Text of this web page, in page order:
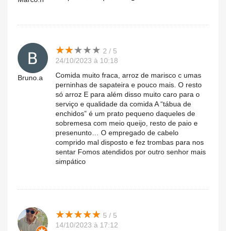
Bruno.a
★★★★★
★★★★★ 2 / 5
24/10/2023 à 10:18
Comida muito fraca, arroz de marisco c umas
perninhas de sapateira e pouco mais. O resto
só arroz E para além disso muito caro para o
serviço e qualidade da comida A “tábua de
enchidos” é um prato pequeno daqueles de
sobremesa com meio queijo, resto de paio e
presenunto… O empregado de cabelo
comprido mal disposto e fez trombas para nos
sentar Fomos atendidos por outro senhor mais
simpático
★★★★★
★★★★★ 5 / 5
14/10/2023 à 17:12